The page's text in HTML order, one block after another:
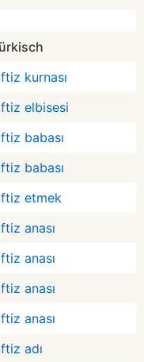
kurnası
elbisesi
babası
babası
etmek
anası
anası
anası
anası
adı